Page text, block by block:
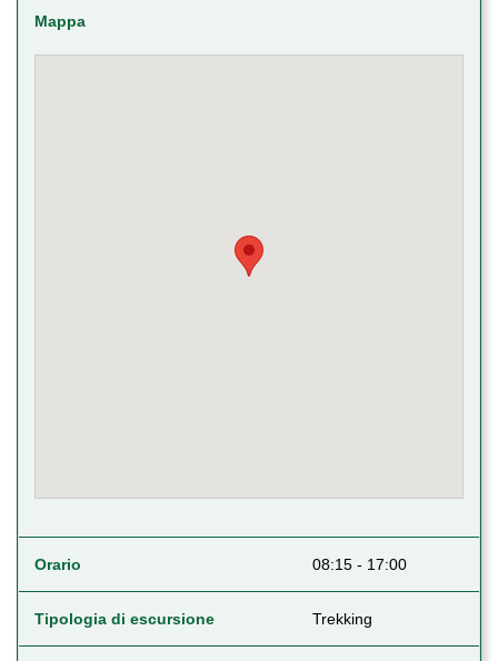
Mappa
Orario 08:15 - 17:00
Tipologia di escursione Trekking